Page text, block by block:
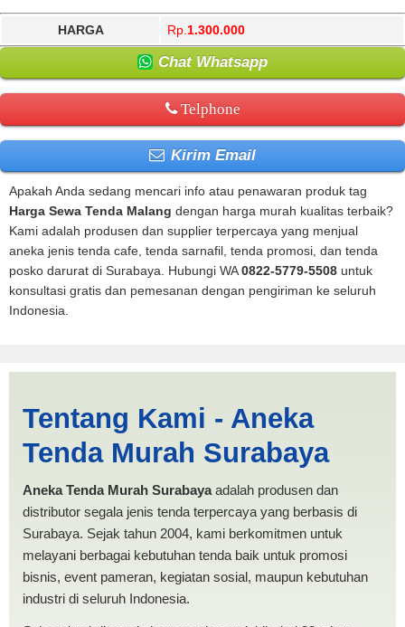
HARGA Rp. 1.300.000
Chat Whatsapp
Telphone
Kirim Email
Apakah Anda sedang mencari info atau penawaran produk tag
Harga Sewa Tenda Malang dengan harga murah kualitas terbaik?
Kami adalah produsen dan supplier terpercaya yang menjual
aneka jenis tenda cafe, tenda sarnafil, tenda promosi, dan tenda
posko darurat di Surabaya. Hubungi WA0822-5779-5508 untuk
konsultasi gratis dan pemesanan dengan pengiriman ke seluruh
Indonesia.
PRODUKSI ANEKA TENDA
MURAH
Tentang Kami - Aneka
Tenda Murah Surabaya
Aneka Tenda Murah Surabayaadalah produsen dan
distributor segala jenis tenda terpercaya yang berbasis di
Surabaya. Sejak tahun 2004, kami berkomitmen untuk
melayani berbagai kebutuhan tenda baik untuk promosi
bisnis, event pameran, kegiatan sosial, maupun kebutuhan
industri di seluruh Indonesia.